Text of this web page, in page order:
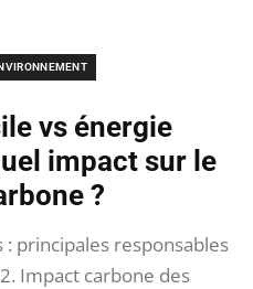
vs énergie
impact sur le
?
: principales responsables
Impact carbone des